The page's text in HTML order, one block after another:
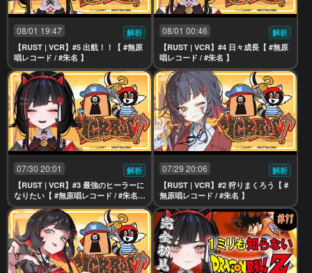
08/01 19:47
解析
【RUST | VCR】#5 出航！！【 #無原
唱レコード / #朱名 】
08/01 00:46
解析
【RUST | VCR】#4 日々成長【 #無原
唱レコード / #朱名 】
07/30 20:01
解析
【RUST | VCR】#3 最強のヒーラーに
なりたい【 #無原唱レコード / #朱名
】
07/29 20:06
解析
【RUST | VCR】#2 狩りまくろう【 #
無原唱レコード / #朱名 】